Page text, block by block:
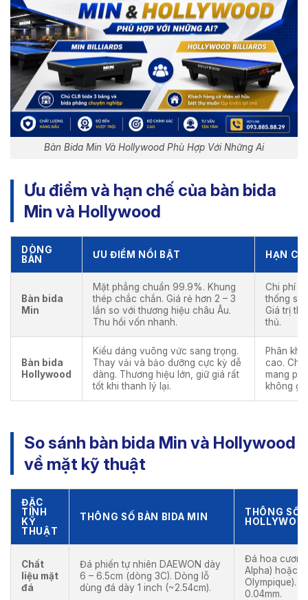
Bàn Bida Min Và Hollywood Phù Hợp Với Những Ai
Ưu điểm và hạn chế của bàn bida
Min và Hollywood
DÒNG
BÀN
ƯU ĐIỂM NỔI BẬT HẠN
Bàn bida
Min
Mặt phẳng chuẩn 99.9%. Khung
thép chắc chắn. Giá rẻ hơn 2 – 3
lần so với thương hiệu châu Âu.
Thu hồi vốn nhanh.
Chi phí
thống
Giá trị
thủ.
Bàn bida
Hollywood
Kiểu dáng vuông vức sang trọng.
Thay vải và bảo dưỡng cực kỳ dễ
dàng. Thương hiệu lớn, giữ giá rất
tốt khi thanh lý lại.
Phân
cao.
mang
không
So sánh bàn bida Min và Hollywood
về mặt kỹ thuật
ĐẶC
TÍNH
KỸ
THUẬT
THÔNG SỐ BÀN BIDA MIN
THÔNG SỐ
Chất
liệu mặt
đá
Đá phiến tự nhiên DAEWON dày
6 – 6.5cm (dòng 3C). Dòng lỗ
dùng đá dày 1 inch (~2.54cm).
Đá hoa
Alpha) hoặc
Olympique).
0.04mm.